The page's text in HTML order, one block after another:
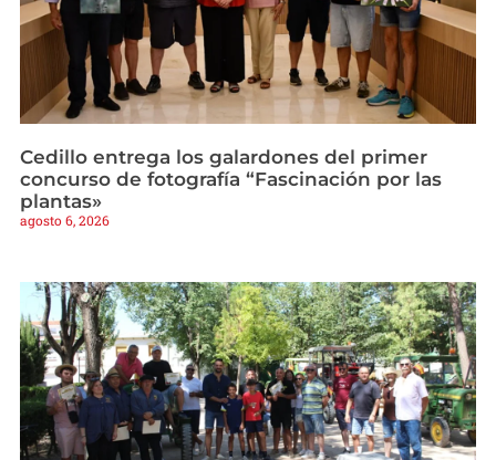
Cedillo entrega los galardones del primer
concurso de fotografía “Fascinación por las
plantas»
agosto 6, 2026